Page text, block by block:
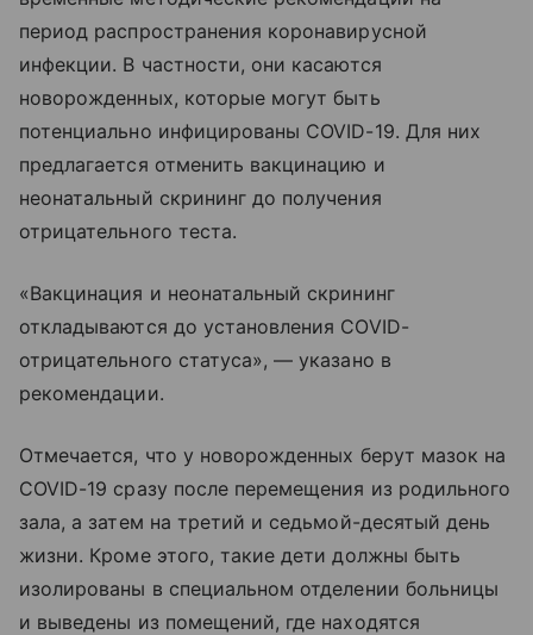
период распространения коронавирусной
инфекции. В частности, они касаются
новорожденных, которые могут быть
потенциально инфицированы COVID-19. Для них
предлагается отменить вакцинацию и
неонатальный скрининг до получения
отрицательного теста.
«Вакцинация и неонатальный скрининг
откладываются до установления COVID-
отрицательного статуса», — указано в
рекомендации.
Отмечается, что у новорожденных берут мазок на
COVID-19 сразу после перемещения из родильного
зала, а затем на третий и седьмой-десятый день
жизни. Кроме этого, такие дети должны быть
изолированы в специальном отделении больницы
и выведены из помещений, где находятся